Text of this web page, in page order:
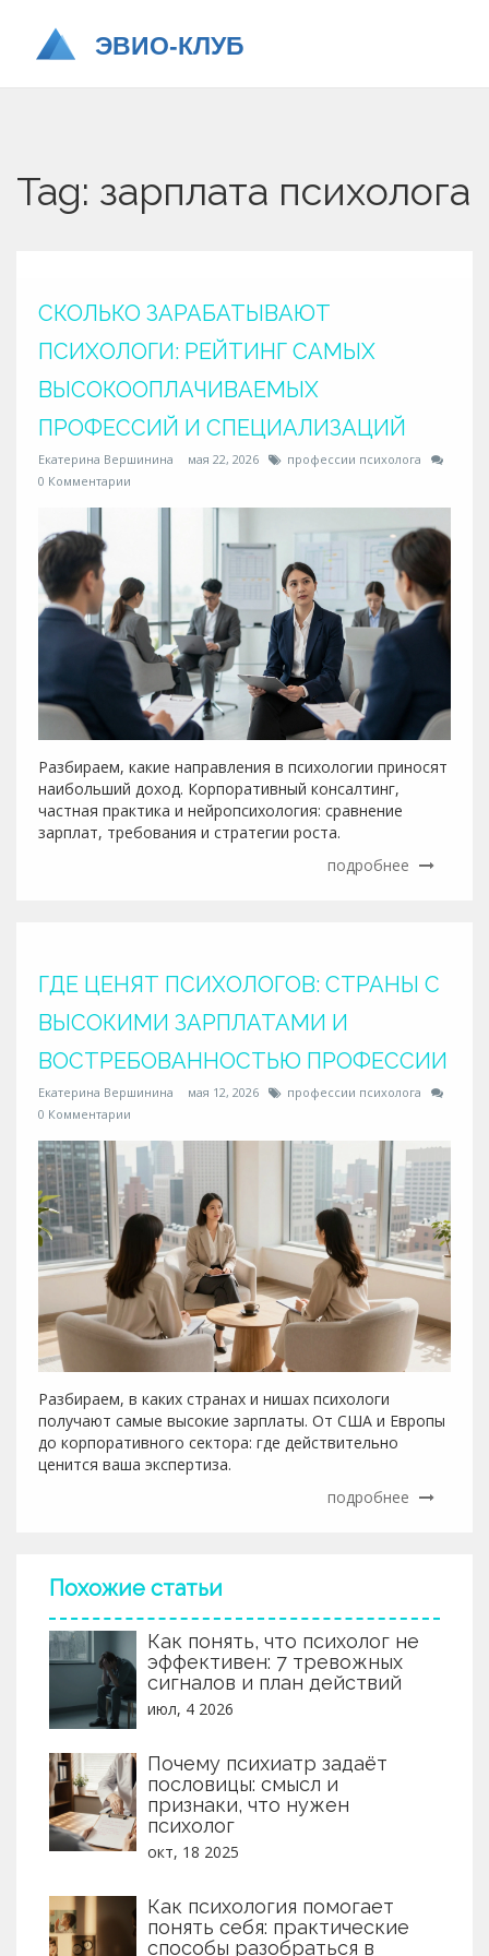
Tag: зарплата психолога
СКОЛЬКО ЗАРАБАТЫВАЮТ
ПСИХОЛОГИ: РЕЙТИНГ САМЫХ
ВЫСОКООПЛАЧИВАЕМЫХ
ПРОФЕССИЙ И СПЕЦИАЛИЗАЦИЙ
Екатерина Вершинина мая 22, 2026
профессии психолога
0 Комментарии
Разбираем, какие направления в психологии приносят
наибольший доход. Корпоративный консалтинг,
частная практика и нейропсихология: сравнение
зарплат, требования и стратегии роста.
подробнее
ГДЕ ЦЕНЯТ ПСИХОЛОГОВ: СТРАНЫ С
ВЫСОКИМИ ЗАРПЛАТАМИ И
ВОСТРЕБОВАННОСТЬЮ ПРОФЕССИИ
Екатерина Вершинина мая 12, 2026
профессии психолога
0 Комментарии
Разбираем, в каких странах и нишах психологи
получают самые высокие зарплаты. От США и Европы
до корпоративного сектора: где действительно
ценится ваша экспертиза.
подробнее
Похожие статьи
Как понять, что психолог не
эффективен: 7 тревожных
сигналов и план действий
июл, 4 2026
Почему психиатр задаёт
пословицы: смысл и
признаки, что нужен
психолог
окт, 18 2025
Как психология помогает
понять себя: практические
способы разобраться в